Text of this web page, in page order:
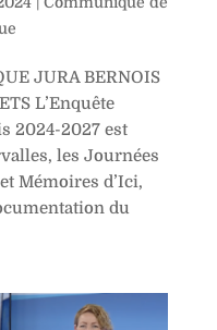
JURA BERNOIS
L’Enquête
2024-2027 est
les Journées
Mémoires d’Ici,
du